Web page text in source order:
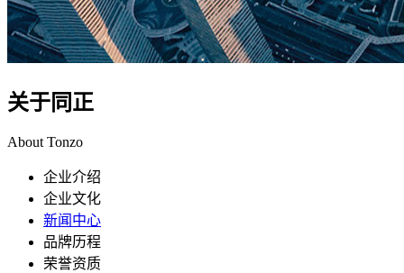
关于同正
About Tonzo
企业介绍
企业文化
新闻中心
品牌历程
荣誉资质